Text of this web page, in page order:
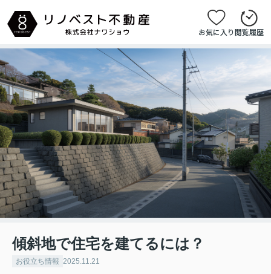
お気に入り閲覧履歴
傾斜地で住宅を建てるには？
お役立ち情報 2025.11.21